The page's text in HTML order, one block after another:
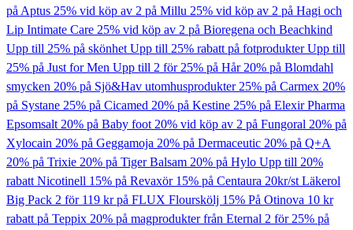
på Aptus 25% vid köp av 2 på Millu 25% vid köp av 2 på Hagi och
Lip Intimate Care 25% vid köp av 2 på Bioregena och Beachkind
Upp till 25% på skönhetUpp till 25% rabatt på fotprodukterUpp till
25% på Just for Men Upp till 2 för 25% på Hår20% på Blomdahl
smycken 20% på Sjö&Hav utomhusprodukter25% på Carmex 20%
på Systane 25% på Cicamed 20% på Kestine 25% på Elexir Pharma
Epsomsalt20% på Baby foot20% vid köp av 2 på Fungoral 20% på
Xylocain 20% på Geggamoja 20% på Dermaceutic 20% på Q+A
20% på Trixie 20% på Tiger Balsam 20% på Hylo Upp till 20%
rabatt Nicotinell 15% på Revaxör 15% på Centaura 20kr/st Läkerol
Big Pack 2 för 119 kr på FLUX Flourskölj 15% På Otinova 10 kr
rabatt på Teppix 20% på magprodukter från Eternal 2 för 25% på